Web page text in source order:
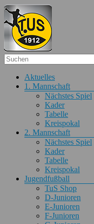
Zum
Inhalt
springen
Fußball
TuS
Obertiefenbach
Obertiefenbach
Menü
Aktuelles
1. Mannschaft
Nächstes Spiel
Kader
Tabelle
Kreispokal
2. Mannschaft
Nächstes Spiel
Kader
Tabelle
Kreispokal
Jugendfußball
TuS Shop
D-Junioren
E-Junioren
F-Junioren